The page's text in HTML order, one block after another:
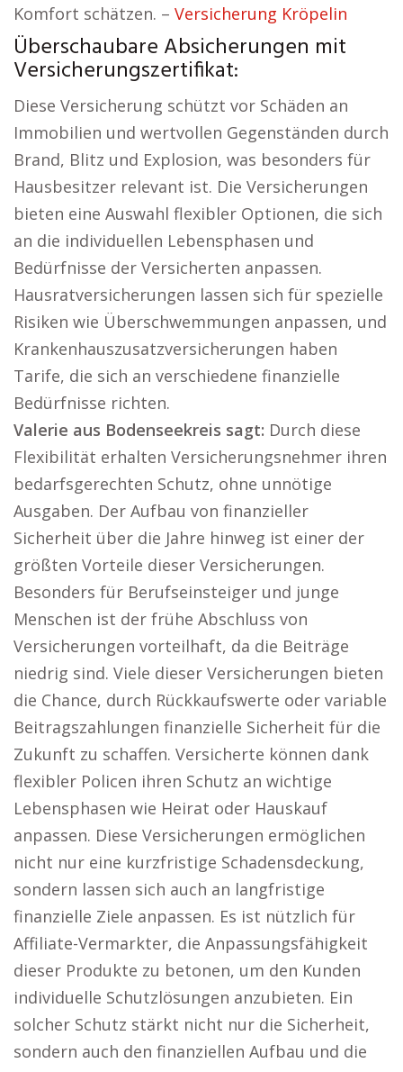
Komfort schätzen. – Versicherung Kröpelin
Überschaubare Absicherungen mit
Versicherungszertifikat:
Diese Versicherung schützt vor Schäden an
Immobilien und wertvollen Gegenständen durch
Brand, Blitz und Explosion, was besonders für
Hausbesitzer relevant ist. Die Versicherungen
bieten eine Auswahl flexibler Optionen, die sich
an die individuellen Lebensphasen und
Bedürfnisse der Versicherten anpassen.
Hausratversicherungen lassen sich für spezielle
Risiken wie Überschwemmungen anpassen, und
Krankenhauszusatzversicherungen haben
Tarife, die sich an verschiedene finanzielle
Bedürfnisse richten.
Valerie aus Bodenseekreis sagt: Durch diese
Flexibilität erhalten Versicherungsnehmer ihren
bedarfsgerechten Schutz, ohne unnötige
Ausgaben. Der Aufbau von finanzieller
Sicherheit über die Jahre hinweg ist einer der
größten Vorteile dieser Versicherungen.
Besonders für Berufseinsteiger und junge
Menschen ist der frühe Abschluss von
Versicherungen vorteilhaft, da die Beiträge
niedrig sind. Viele dieser Versicherungen bieten
die Chance, durch Rückkaufswerte oder variable
Beitragszahlungen finanzielle Sicherheit für die
Zukunft zu schaffen. Versicherte können dank
flexibler Policen ihren Schutz an wichtige
Lebensphasen wie Heirat oder Hauskauf
anpassen. Diese Versicherungen ermöglichen
nicht nur eine kurzfristige Schadensdeckung,
sondern lassen sich auch an langfristige
finanzielle Ziele anpassen. Es ist nützlich für
Affiliate-Vermarkter, die Anpassungsfähigkeit
dieser Produkte zu betonen, um den Kunden
individuelle Schutzlösungen anzubieten. Ein
solcher Schutz stärkt nicht nur die Sicherheit,
sondern auch den finanziellen Aufbau und die